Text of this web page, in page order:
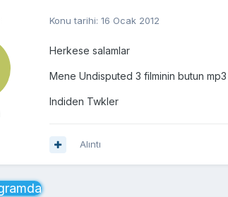
Konu tarihi: 16 Ocak 2012
Herkese salamlar
Mene Undisputed 3 filminin butun
Indiden Twkler
Alıntı